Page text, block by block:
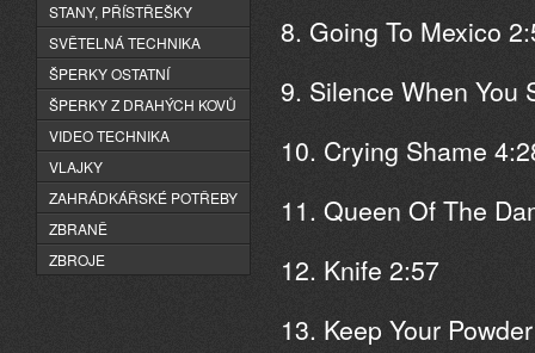
8. Going To Mexico
9. Silence When You
10. Crying Shame
11. Queen Of The
12. Knife 2:57
13. Keep Your
STANY, PŘÍSTŘEŠKY
SVĚTELNÁ TECHNIKA
ŠPERKY OSTATNÍ
ŠPERKY Z DRAHÝCH KOVŮ
VIDEO TECHNIKA
VLAJKY
ZAHRÁDKÁŘSKÉ POTŘEBY
ZBRANĚ
ZBROJE